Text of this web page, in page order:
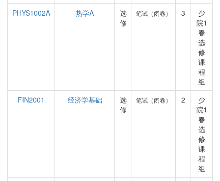
PHYS1002A
热学A
选
修
笔试（闭卷） 3
少
院1
春
选
修
课
程
组
FIN2001
经济学基础
选
修
笔试（闭卷） 2
少
院1
春
选
修
课
程
组